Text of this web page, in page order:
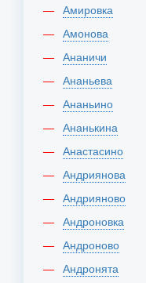
Амировка
Амонова
Ананичи
Ананьева
Ананьино
Ананькина
Анастасино
Андриянова
Андрияново
Андроновка
Андроново
Андронята